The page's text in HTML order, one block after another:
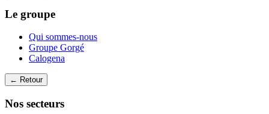
Le groupe
Qui sommes-nous
Groupe Gorgé
Calogena
← Retour
Nos secteurs